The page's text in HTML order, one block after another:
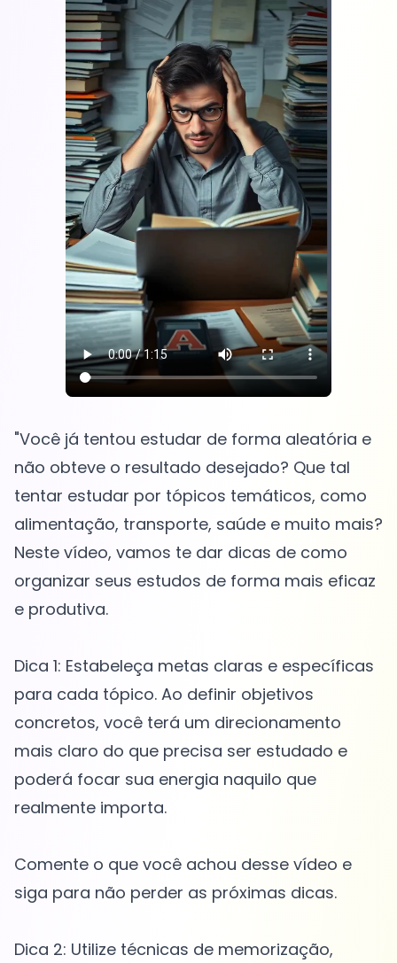
"Você já tentou estudar de forma aleatória e
não obteve o resultado desejado? Que tal
tentar estudar por tópicos temáticos, como
alimentação, transporte, saúde e muito mais?
Neste vídeo, vamos te dar dicas de como
organizar seus estudos de forma mais eficaz
e produtiva.
Dica 1: Estabeleça metas claras e específicas
para cada tópico. Ao definir objetivos
concretos, você terá um direcionamento
mais claro do que precisa ser estudado e
poderá focar sua energia naquilo que
realmente importa.
Comente o que você achou desse vídeo e
siga para não perder as próximas dicas.
Dica 2: Utilize técnicas de memorização,